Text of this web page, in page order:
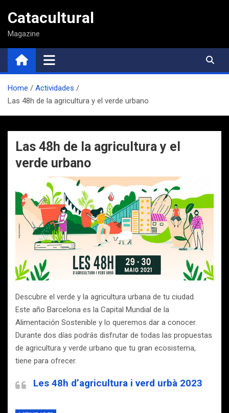
contenido
Catacultural
Magazine
Home
Actividades
Las 48h de la agricultura y el verde urbano
Las 48h de la agricultura y el
verde urbano
Descubre el verde y la agricultura urbana de tu ciudad.
Este año Barcelona es la Capital Mundial de la
Alimentación Sostenible y lo queremos dar a conocer.
Durante dos días podrás disfrutar de todas las propuestas
de agricultura y verde urbano que tu gran ecosistema,
tiene para ofrecer.
Les 48h d’agricultura i verd urbà 2023